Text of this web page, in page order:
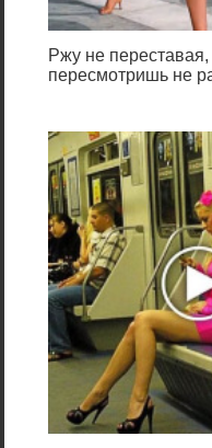
Ржу не
пересмотришь не